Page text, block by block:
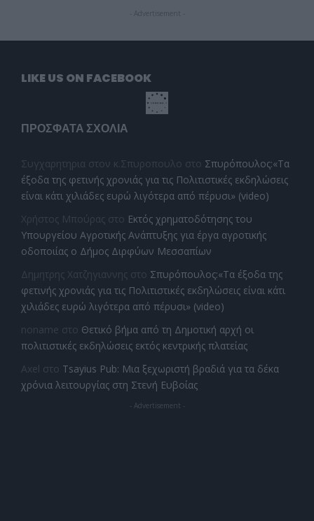
- Advertisement -
LIKE US ON FACEBOOK
ΠΡΌΣΦΑΤΑ ΣΧΌΛΙΑ
Συγχαρητηρια στον κ.Σπυροπουλο στο Σπυρόπουλος:«Τα
έξοδα της φετινής χρονιάς για τις Πολιτιστικές εκδηλώσεις
είναι κάτι χιλιάδες ευρώ λιγότερα από πέρυσι» (video)
Χρήστος Μπούρας στο Εκτός χρηματοδότησης του
Υπουργείου Αγροτικής Ανάπτυξης για έργα αγροτικής
οδοποιίας ο Δήμος Διρφύων Μεσσαπίων
Δημητρης Χατζηγιαννης στο Σπυρόπουλος:«Τα έξοδα της
φετινής χρονιάς για τις Πολιτιστικές εκδηλώσεις είναι κάτι
χιλιάδες ευρώ λιγότερα από πέρυσι» (video)
noname στο Θετικό βήμα από τη Δημοτική αρχή οι
πολιτιστικές εκδηλώσεις εκτός κεντρικής πλατείας
Axel στο Tsayius Pub: Μια ξεχωριστή βραδιά για τα δέκα
χρόνια λειτουργίας στη Στενή Ευβοίας
- Advertisement -